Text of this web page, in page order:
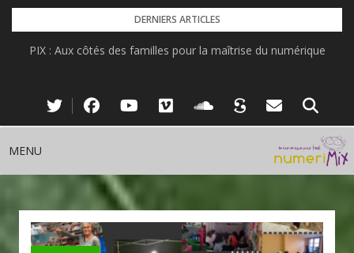
Skip
content
DERNIERS ARTICLES
PIX : Aux côtés des familles pour la maîtrise du numérique
MENU